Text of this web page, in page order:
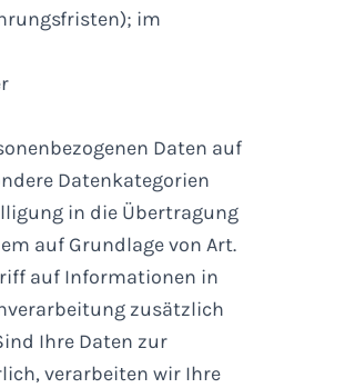
im
Daten auf
Datenkategorien
in die Übertragung
auf Grundlage von Art.
auf Informationen in
zusätzlich
Ihre Daten zur
verarbeiten wir Ihre